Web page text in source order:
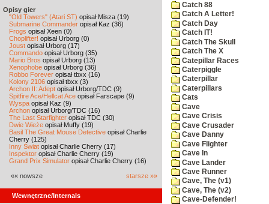
Opisy gier
"Old Towers" (Atari ST) opisał Misza (19)
Submarine Commander opisał Kaz (36)
Frogs opisał Xeen (0)
Choplifter! opisał Urborg (0)
Joust opisał Urborg (17)
Commando opisał Urborg (35)
Mario Bros opisał Urborg (13)
Xenophobe opisał Urborg (36)
Robbo Forever opisał tbxx (16)
Kolony 2106 opisał tbxx (3)
Archon II: Adept opisał Urborg/TDC (9)
Spitfire Ace/Hellcat Ace opisał Farscape (9)
Wyspa opisał Kaz (9)
Archon opisał Urborg/TDC (16)
The Last Starfighter opisał TDC (30)
Dwie Wieże opisał Muffy (19)
Basil The Great Mouse Detective opisał Charlie
Cherry (125)
Inny Świat opisał Charlie Cherry (17)
Inspektor opisał Charlie Cherry (19)
Grand Prix Simulator opisał Charlie Cherry (16)
«« nowsze starsze »»
Wewnętrzne/Internals
Catch 88
Catch A Letter!
Catch Day
Catch IT!
Catch The Skull
Catch The X
Catepillar Races
Caterpiggle
Caterpillar
Caterpillars
Cats
Cave
Cave Crisis
Cave Crusader
Cave Danny
Cave Flighter
Cave In
Cave Lander
Cave Runner
Cave, The (v1)
Cave, The (v2)
Cave-Defender!